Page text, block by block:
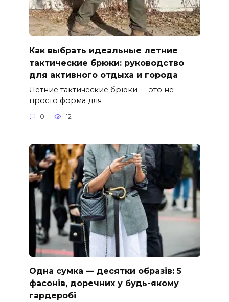
Как выбрать идеальные летние
тактические брюки: руководство
для активного отдыха и города
Летние тактические брюки — это не
просто форма для
0 12
Одна сумка — десятки образів: 5
фасонів, доречних у будь-якому
гардеробі